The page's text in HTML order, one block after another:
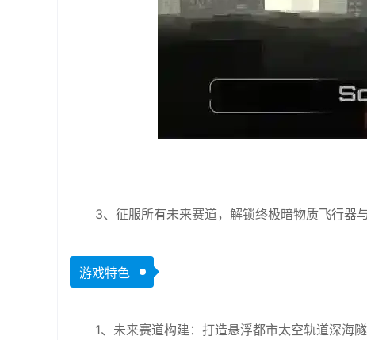
3、征服所有未来赛道，解锁终极暗物质飞行器
游戏特色
1、未来赛道构建：打造悬浮都市太空轨道深海